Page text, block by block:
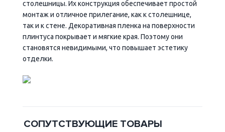
столешницы. Их конструкция обеспечивает простой
монтаж и отличное прилегание, как к столешнице,
так и к стене. Декоративная пленка на поверхности
плинтуса покрывает и мягкие края. Поэтому они
становятся невидимыми, что повышает эстетику
отделки.
СОПУТСТВУЮЩИЕ ТОВАРЫ